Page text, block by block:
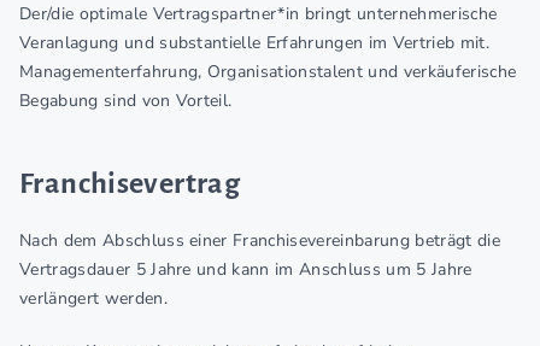
Der/die optimale Vertragspartner*in bringt unternehmerische
Veranlagung und substantielle Erfahrungen im Vertrieb mit.
Managementerfahrung, Organisationstalent und verkäuferische
Begabung sind von Vorteil.
Franchisevertrag
Nach dem Abschluss einer Franchisevereinbarung beträgt die
Vertragsdauer 5 Jahre und kann im Anschluss um 5 Jahre
verlängert werden.